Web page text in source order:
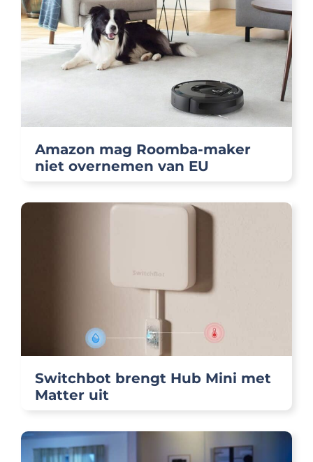
Amazon mag Roomba-maker
niet overnemen van EU
Switchbot brengt Hub Mini met
Matter uit